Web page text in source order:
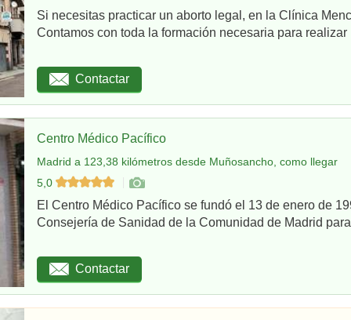
Si necesitas practicar un aborto legal, en la Clínica
Contamos con toda la formación necesaria para realizar
Contactar
Centro Médico Pacífico
Madrid a 123,38 kilómetros desde Muñosancho, como llegar
5,0
El Centro Médico Pacífico se fundó el 13 de enero de
Consejería de Sanidad de la Comunidad de Madrid
Contactar